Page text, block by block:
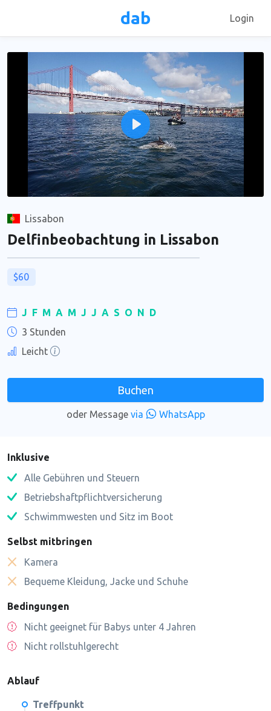
dab Login
Unmute
Play
Lissabon
Delfinbeobachtung in Lissabon
$60
J F M A M J J A S O N D
3 Stunden
Leicht
Buchen
oder Message via WhatsApp
Ablauf
Treffpunkt
Inklusive
Alle Gebühren und Steuern
Betriebshaftpflichtversicherung
Schwimmwesten und Sitz im Boot
Selbst mitbringen
Kamera
Bequeme Kleidung, Jacke und Schuhe
Bedingungen
Nicht geeignet für Babys unter 4 Jahren
Nicht rollstuhlgerecht